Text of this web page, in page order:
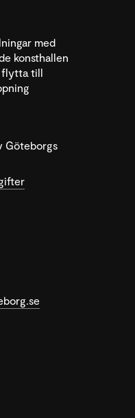
med
konsthallen
flytta till
Göteborgs